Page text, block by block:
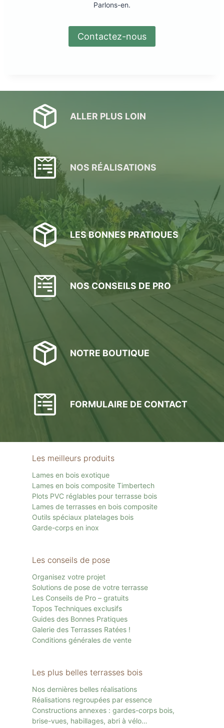
Parlons-en.
Contactez-nous
ALLER PLUS LOIN
NOS RÉALISATIONS
LES BONNES PRATIQUES
NOS CONSEILS DE PRO
NOTRE BOUTIQUE
FORMULAIRE DE CONTACT
Les meilleurs produits
Lames en bois exotique
Lames en bois composite Timbertech
Plots PVC réglables pour terrasse bois
Lames de terrasses en bois composite
Outils spéciaux platelages bois
Garde-corps en inox
Les conseils de pose
Organisez votre projet
Solutions de pose de votre terrasse
Les Conseils de Pro – gratuits
Topos Techniques exclusifs
Guides des Bonnes Pratiques
Galerie des Terrasses Ratées !
Conditions générales de vente
Les plus belles terrasses bois
Nos dernières belles réalisations
Réalisations regroupées par essence
Constructions annexes : gardes-corps bois,
brise-vues, habillages, abri à vélo…